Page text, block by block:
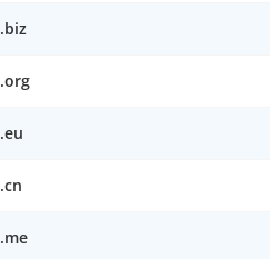
.biz
.org
.eu
.cn
.me